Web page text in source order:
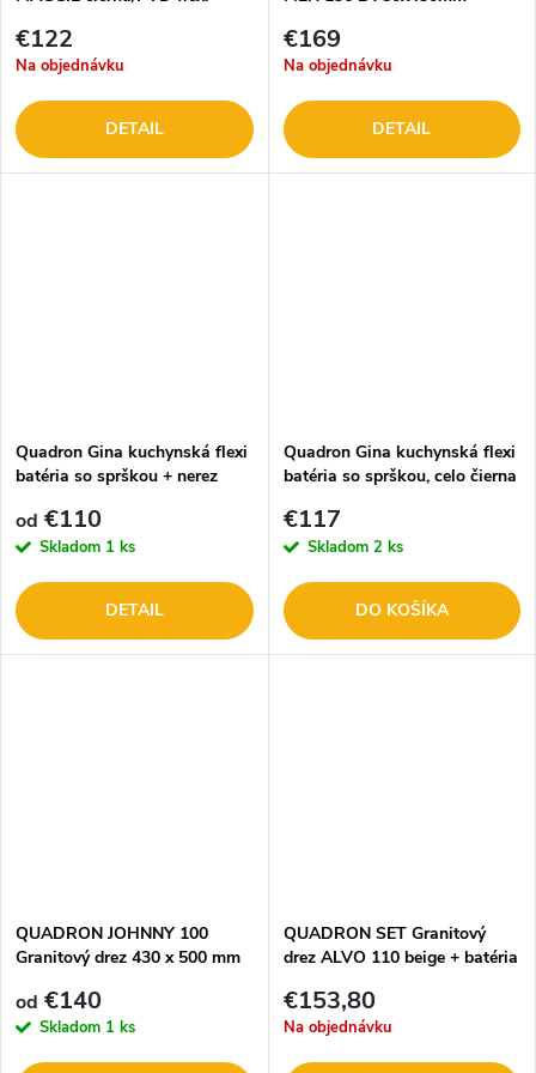
€122
Na objednávku
DETAIL
€169
Na objednávku
DETAIL
Quadron Gina kuchynská flexi
batéria so sprškou + nerez
od €110
Skladom 1 ks
DETAIL
Quadron Gina kuchynská flexi
batéria so sprškou, celo čierna
€117
Skladom 2 ks
DO KOŠÍKA
QUADRON JOHNNY 100
Granitový drez 430 x 500 mm
od €140
Skladom 1 ks
QUADRON SET Granitový
drez ALVO 110 beige + batéria
€153,80
Na objednávku